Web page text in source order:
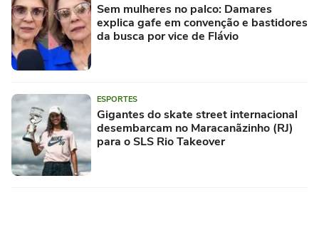
Sem mulheres no palco: Damares
explica gafe em convenção e bastidores
da busca por vice de Flávio
ESPORTES
Gigantes do skate street internacional
desembarcam no Maracanãzinho (RJ)
para o SLS Rio Takeover